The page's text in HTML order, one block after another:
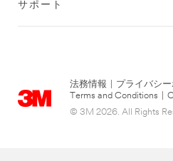
サポート
法務情報 プライバシ
Terms and Conditions
© 3M 2026. All Rights